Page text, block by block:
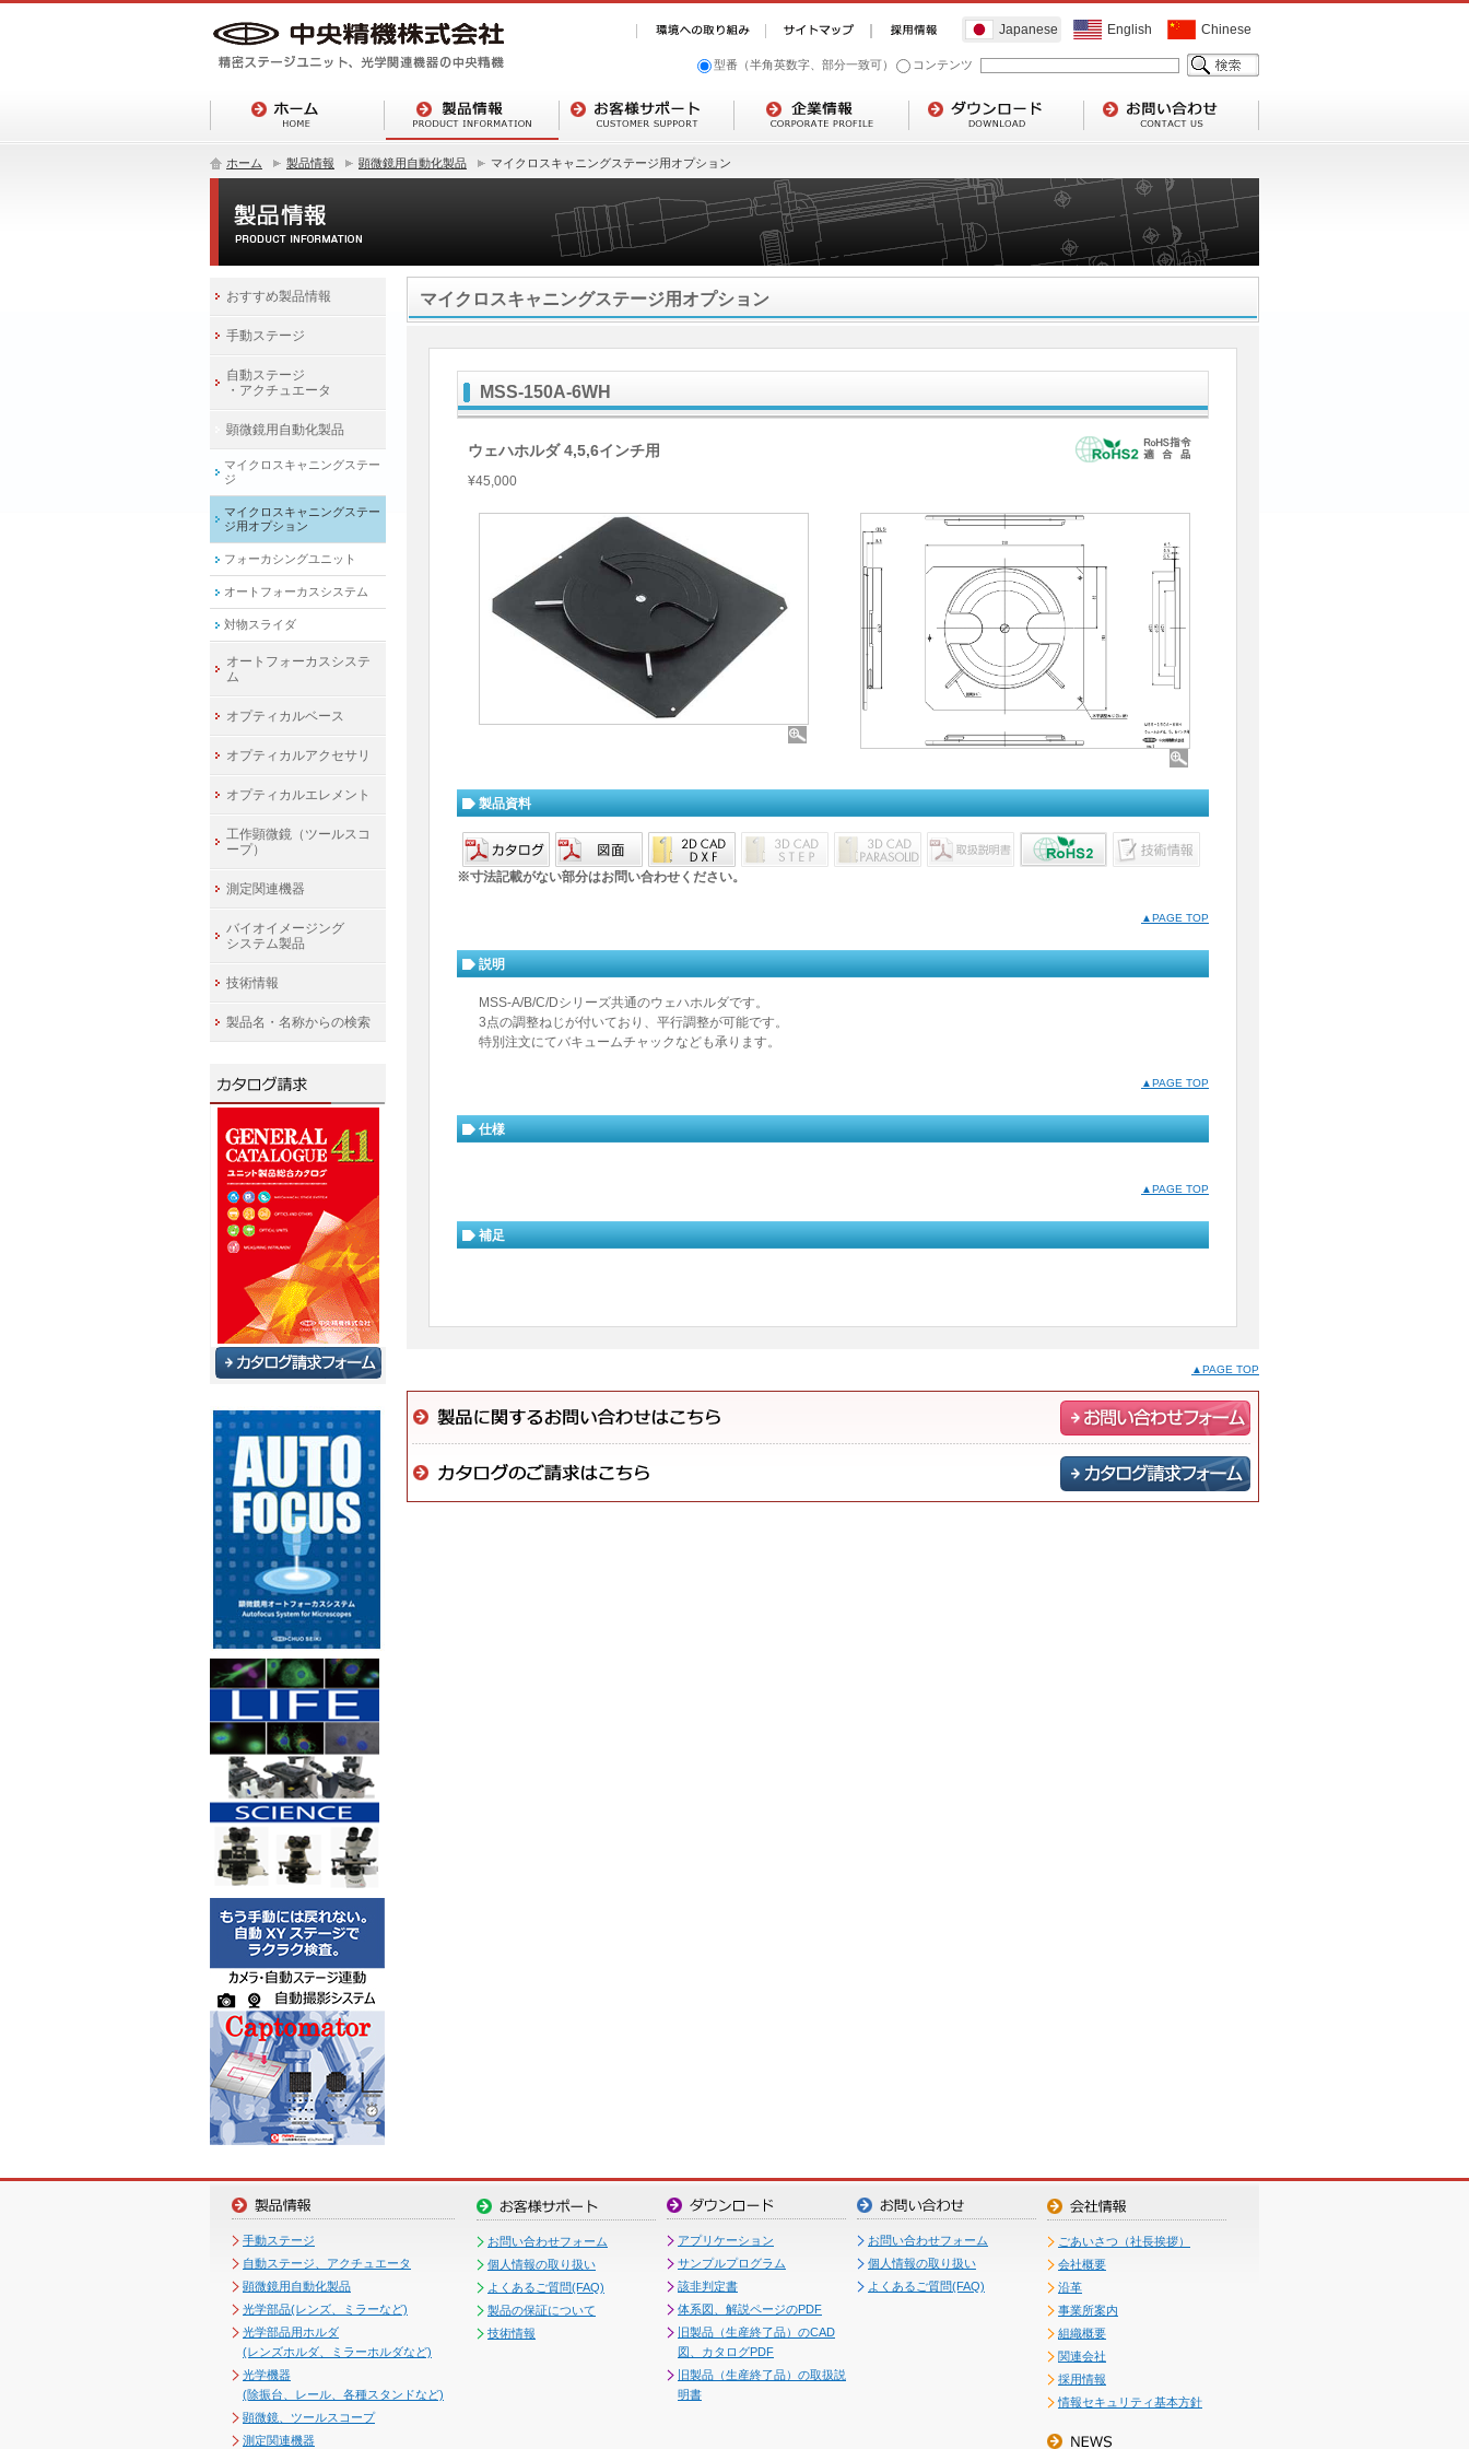
Japanese English Chinese
型番（半角英数字、部分一致可） コンテンツ
ホーム 製品情報 顕微鏡用自動化製品 マイクロスキャニングステージ用オプション
マイクロスキャニングステージ用オプション
MSS-150A-6WH
ウェハホルダ 4,5,6インチ用
¥45,000
製品資料
※寸法記載がない部分はお問い合わせください。
▲PAGE TOP
説明
MSS-A/B/C/Dシリーズ共通のウェハホルダです。
3点の調整ねじが付いており、平行調整が可能です。
特別注文にてバキュームチャックなども承ります。
▲PAGE TOP
仕様
▲PAGE TOP
補足
▲PAGE TOP
おすすめ製品情報
手動ステージ
自動ステージ
・アクチュエータ
顕微鏡用自動化製品
マイクロスキャニングステー
ジ
マイクロスキャニングステー
ジ用オプション
フォーカシングユニット
オートフォーカスシステム
対物スライダ
オートフォーカスシステ
ム
オプティカルベース
オプティカルアクセサリ
オプティカルエレメント
工作顕微鏡（ツールスコ
ープ）
測定関連機器
バイオイメージング
システム製品
技術情報
製品名・名称からの検索
手動ステージ
自動ステージ、アクチュエータ
顕微鏡用自動化製品
光学部品(レンズ、ミラーなど)
光学部品用ホルダ
(レンズホルダ、ミラーホルダなど)
光学機器
(除振台、レール、各種スタンドなど)
顕微鏡、ツールスコープ
測定関連機器
お問い合わせフォーム
個人情報の取り扱い
よくあるご質問(FAQ)
製品の保証について
技術情報
アプリケーション
サンプルプログラム
該非判定書
体系図、解説ページのPDF
旧製品（生産終了品）のCAD
図、カタログPDF
旧製品（生産終了品）の取扱説
明書
お問い合わせフォーム
個人情報の取り扱い
よくあるご質問(FAQ)
ごあいさつ（社長挨拶）
会社概要
沿革
事業所案内
組織概要
関連会社
採用情報
情報セキュリティ基本方針